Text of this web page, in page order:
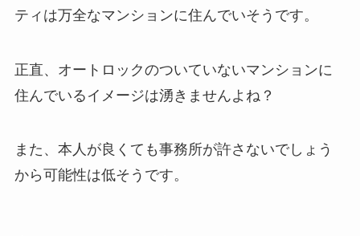
ティは万全なマンションに住んでいそうです。
正直、オートロックのついていないマンションに
住んでいるイメージは湧きませんよね？
また、本人が良くても事務所が許さないでしょう
から可能性は低そうです。